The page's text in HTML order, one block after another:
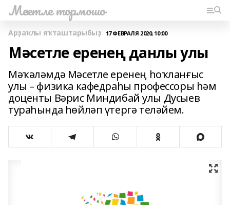
Мәсетле тормошо
Арҙаҡлы яҡташтарыбыҙ 17 ФЕВРАЛЯ 2020, 10:00
Мәсетле еренең данлы улы
Мәҡәләмдә Мәсетле еренең һоҡланғыс
улы – физика кафедраһы профессоры һәм
доценты Вәрис Миндибай улы Дусыев
тураһында һөйләп үтергә теләйем.